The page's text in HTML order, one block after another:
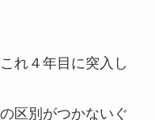
れ４年目に突入し
区別がつかないぐ